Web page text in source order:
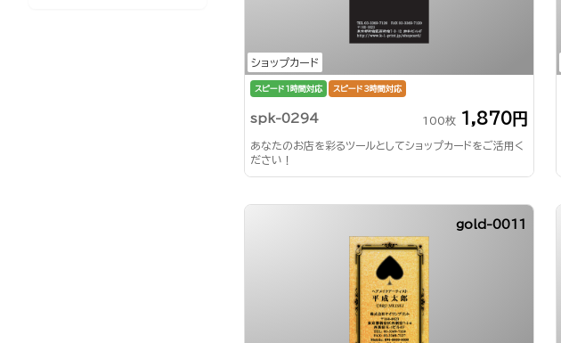
ショップカード
スピード1時間対応 スピード3時間対応
spk-0294 100枚 1,870円
あなたのお店を彩るツールとしてショップカードをご活用く
ださい！
gold-0011